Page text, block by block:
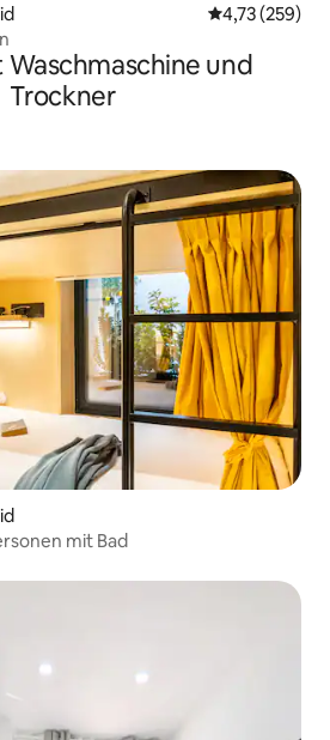
4,73 (259)
Waschmaschine und
Trockner
mit Bad